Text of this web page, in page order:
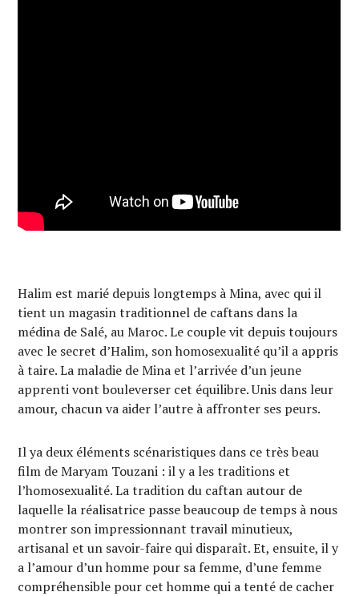
Halim est marié depuis longtemps à Mina, avec qui il
tient un magasin traditionnel de caftans dans la
médina de Salé, au Maroc. Le couple vit depuis toujours
avec le secret d’Halim, son homosexualité qu’il a appris
à taire. La maladie de Mina et l’arrivée d’un jeune
apprenti vont bouleverser cet équilibre. Unis dans leur
amour, chacun va aider l’autre à affronter ses peurs.
Il ya deux éléments scénaristiques dans ce très beau
film de Maryam Touzani : il y a les traditions et
l’homosexualité. La tradition du caftan autour de
laquelle la réalisatrice passe beaucoup de temps à nous
montrer son impressionnant travail minutieux,
artisanal et un savoir-faire qui disparaît. Et, ensuite, il y
a l’amour d’un homme pour sa femme, d’une femme
compréhensible pour cet homme qui a tenté de cacher